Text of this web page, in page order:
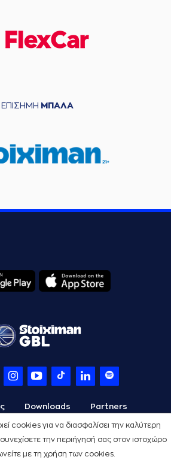
cookies για να διασφαλίσει την καλύτερη
την περιήγησή σας στον ιστοχώρο
με τη χρήση των cookies.
ΕΠΙΣΗΜΗ ΜΠΑΛΑ
Downloads Partners